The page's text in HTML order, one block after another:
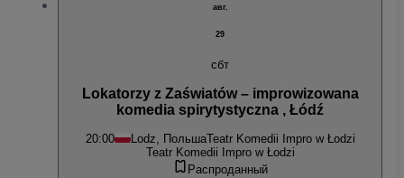
авг.
29
сбт
Lokatorzy z Zaświatów – improwizowana
komedia spirytystyczna , Łódź
20:00 Lodz, ПольшаTeatr Komedii Impro w Łodzi
Teatr Komedii Impro w Łodzi
Распроданный